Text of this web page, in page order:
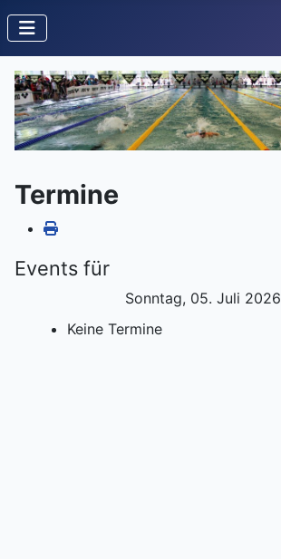
Termine
Events für
Sonntag, 05. Juli 2026
Keine Termine